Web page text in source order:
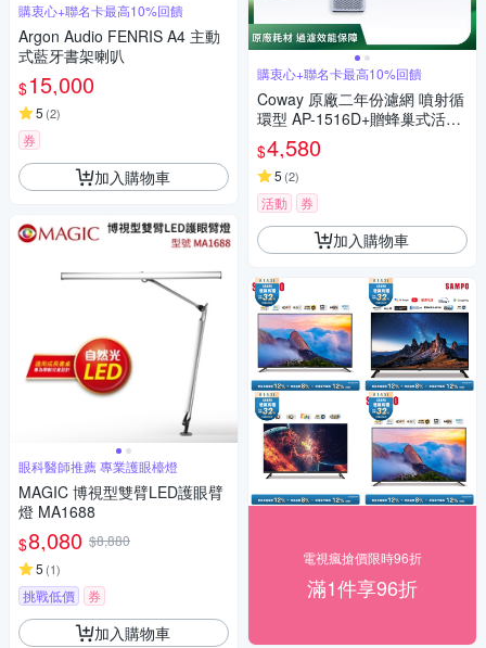
購衷心+聯名卡最高10%回饋
Argon Audio FENRIS A4 主動
式藍牙書架喇叭
$15,000
5 (2)
券
加入購物車
眼科醫師推薦 專業護眼檯燈
MAGIC 博視型雙臂LED護眼臂
燈 MA1688
$8,080 $8,880
5 (1)
挑戰低價 券
加入購物車
購衷心+聯名卡最高10%回饋
Coway 原廠二年份濾網 噴射循
環型 AP-1516D+贈蜂巢式活性
碳濾網 一入
$4,580
5 (2)
活動 券
加入購物車
電視瘋搶價限時96折
滿1件享96折